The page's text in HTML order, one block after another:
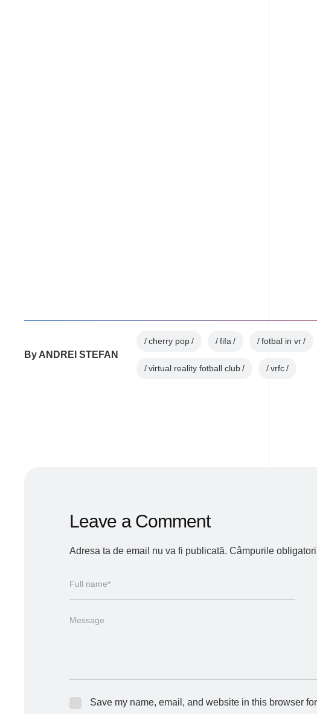
By ANDREI STEFAN
cherry pop fifa fotbal in vr
virtual reality fotball club vrfc
Leave a Comment
Adresa ta de email nu va fi publicată. Câmpurile
Save my name, email, and website in this browser